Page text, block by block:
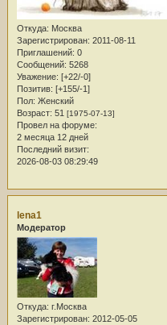
Откуда: Москва
Зарегистрирован: 2011-08-11
Приглашений: 0
Сообщений: 5268
Уважение: [+22/-0]
Позитив: [+155/-1]
Пол: Женский
Возраст: 51 [1975-07-13]
Провел на форуме:
2 месяца 12 дней
Последний визит:
2026-08-03 08:29:49
lena1
Модератор
Откуда: г.Москва
Зарегистрирован: 2012-05-05